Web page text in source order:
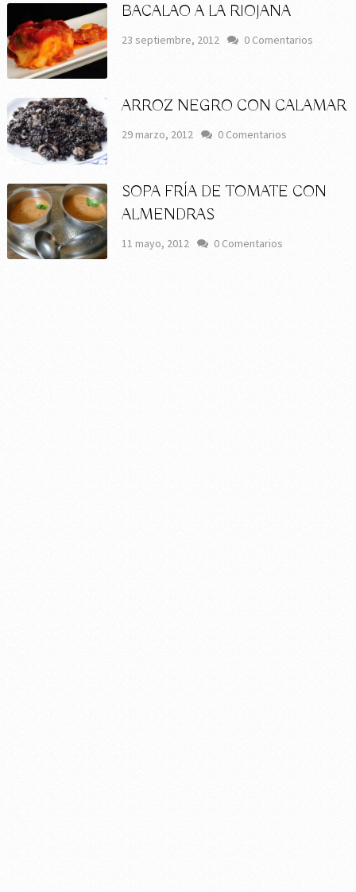
BACALAO A LA RIOJANA
23 septiembre, 2012 0 Comentarios
ARROZ NEGRO CON CALAMAR
29 marzo, 2012 0 Comentarios
SOPA FRÍA DE TOMATE CON
ALMENDRAS
11 mayo, 2012 0 Comentarios